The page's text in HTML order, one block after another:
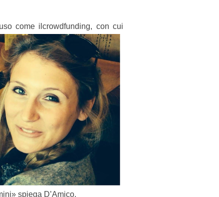
come ilcrowdfunding, con cui
spiega D’Amico.